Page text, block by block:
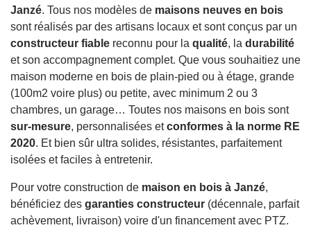
Janzé. Tous nos modèles de maisons neuves en bois
sont réalisés par des artisans locaux et sont conçus par un
constructeur fiable reconnu pour la qualité, la durabilité
et son accompagnement complet. Que vous souhaitiez une
maison moderne en bois de plain-pied ou à étage, grande
(100m2 voire plus) ou petite, avec minimum 2 ou 3
chambres, un garage… Toutes nos maisons en bois sont
sur-mesure, personnalisées etconformes à la norme RE
2020. Et bien sûr ultra solides, résistantes, parfaitement
isolées et faciles à entretenir.
Pour votre construction de maison en bois à Janzé,
bénéficiez des garanties constructeur (décennale, parfait
achèvement, livraison) voire d'un financement avec PTZ.